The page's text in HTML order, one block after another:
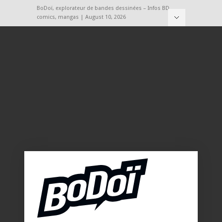
BoDoï, explorateur de bandes dessinées – Infos BD,
comics, mangas | August 10, 2026